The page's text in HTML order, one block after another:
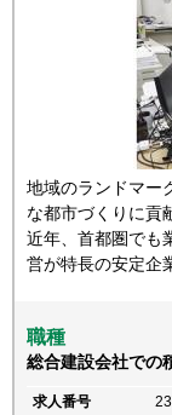
地域のランドマー
な都市づくりに貢
近年、首都圏でも
営が特長の安定企
職種
総合建設会社での
求人番号